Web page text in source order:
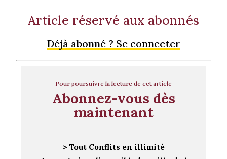
Article réservé aux abonnés
Déjà abonné ? Se connecter
Pour poursuivre la lecture de cet article
Abonnez-vous dès
maintenant
> Tout Conflits en illimité